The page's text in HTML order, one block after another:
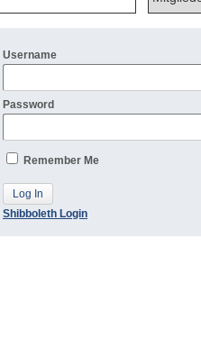
Username
Password
Remember Me
Shibboleth Login